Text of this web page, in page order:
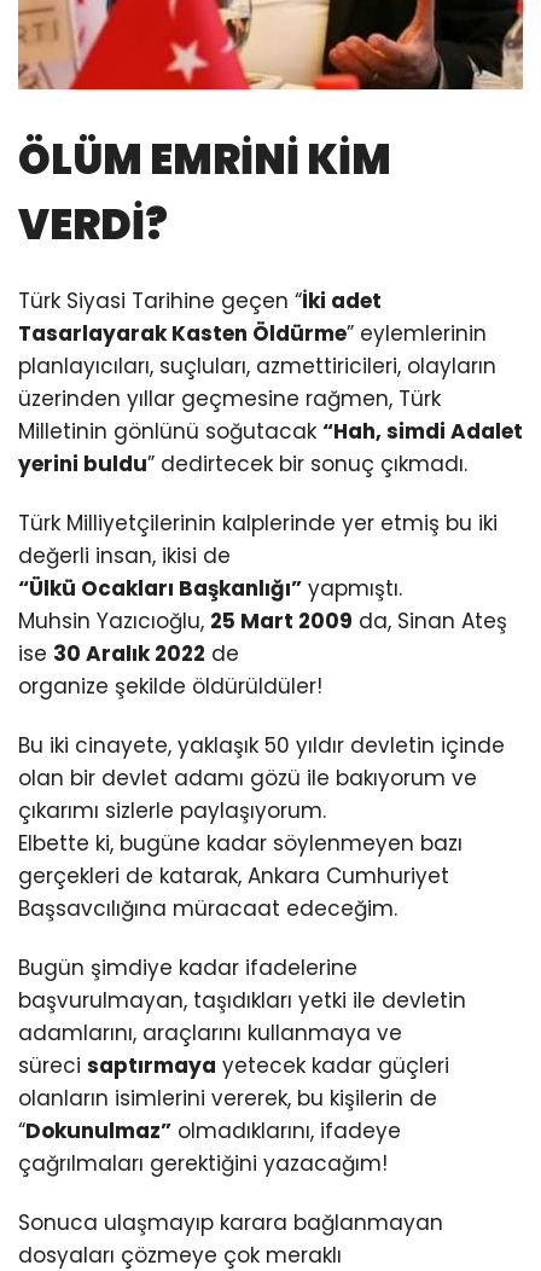
ÖLÜM EMRİNİ KİM
VERDİ?
Türk Siyasi Tarihine geçen “İki adet
Tasarlayarak Kasten Öldürme” eylemlerinin
planlayıcıları, suçluları, azmettiricileri, olayların
üzerinden yıllar geçmesine rağmen, Türk
Milletinin gönlünü soğutacak “Hah, simdi Adalet
yerini buldu” dedirtecek bir sonuç çıkmadı.
Türk Milliyetçilerinin kalplerinde yer etmiş bu iki
değerli insan, ikisi de
“Ülkü Ocakları Başkanlığı” yapmıştı.
Muhsin Yazıcıoğlu, 25 Mart 2009 da, Sinan Ateş
ise 30 Aralık 2022 de
organize şekilde öldürüldüler!
Bu iki cinayete, yaklaşık 50 yıldır devletin içinde
olan bir devlet adamı gözü ile bakıyorum ve
çıkarımı sizlerle paylaşıyorum.
Elbette ki, bugüne kadar söylenmeyen bazı
gerçekleri de katarak, Ankara Cumhuriyet
Başsavcılığına müracaat edeceğim.
Bugün şimdiye kadar ifadelerine
başvurulmayan, taşıdıkları yetki ile devletin
adamlarını, araçlarını kullanmaya ve
süreci saptırmaya yetecek kadar güçleri
olanların isimlerini vererek, bu kişilerin de
“Dokunulmaz” olmadıklarını, ifadeye
çağrılmaları gerektiğini yazacağım!
Sonuca ulaşmayıp karara bağlanmayan
dosyaları çözmeye çok meraklı